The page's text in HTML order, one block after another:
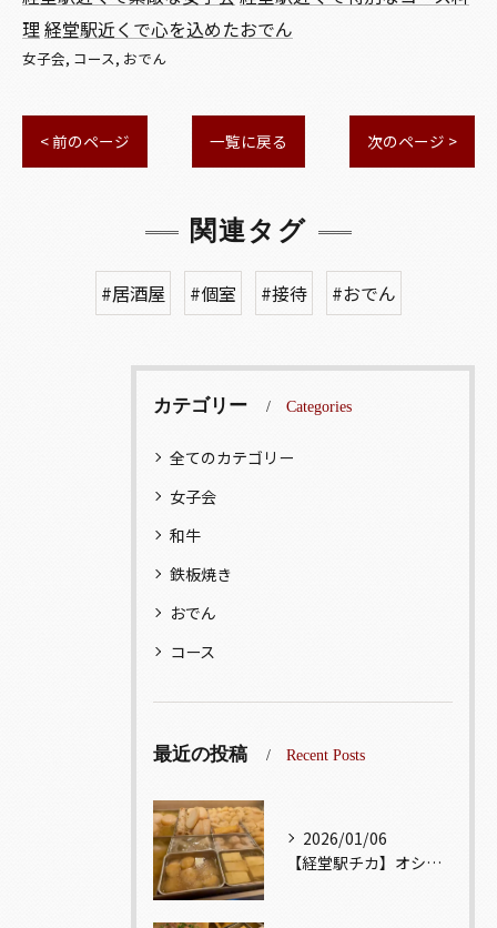
理経堂駅近くで心を込めたおでん
女子会 コース おでん
< 前のページ 一覧に戻る 次のページ >
関連タグ
#居酒屋 #個室 #接待 #おでん
カテゴリー Categories
全てのカテゴリー
女子会
和牛
鉄板焼き
おでん
コース
最近の投稿 Recent Posts
2026/01/06
【経堂駅チカ】オシャレ居酒屋🏮出汁が美味しいおでんがオススメ...